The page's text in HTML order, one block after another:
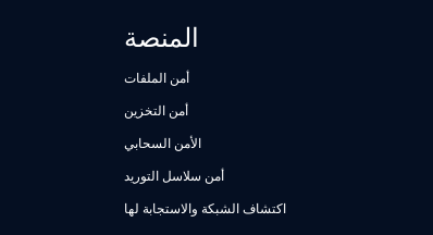
المنصة
أمن الملفات
أمن التخزين
الأمن السحابي
أمن سلاسل التوريد
اكتشاف الشبكة والاستجابة لها